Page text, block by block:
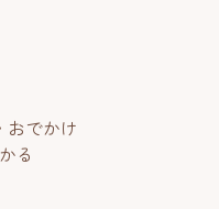
おでかけ
る